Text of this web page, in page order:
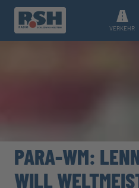
VERKEHR
PARA-WM:
WILL